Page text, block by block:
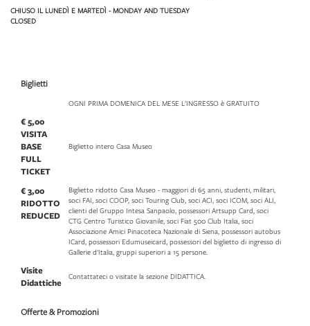
CHIUSO IL LUNEDÌ E MARTEDÌ - MONDAY AND TUESDAY
CLOSED
Biglietti
OGNI PRIMA DOMENICA DEL MESE L'INGRESSO è GRATUITO
€ 5,00
VISITA
BASE
FULL
TICKET
Biglietto intero Casa Museo
€ 3,00
RIDOTTO
REDUCED
Biglietto ridotto Casa Museo - maggiori di 65 anni, studenti, militari,
soci FAI, soci COOP, soci Touring Club, soci ACI, soci ICOM, soci ALI,
clienti del Gruppo Intesa Sanpaolo, possessori Artsupp Card, soci
CTG Centro Turistico Giovanile, soci Fiat 500 Club Italia, soci
Associazione Amici Pinacoteca Nazionale di Siena, possessori autobus
ICard, possessori Edumuseicard, possessori del biglietto di ingresso di
Gallerie d'Italia, gruppi superiori a 15 persone.
Visite
Didattiche
Contattateci o visitate la sezione DIDATTICA.
Offerte & Promozioni